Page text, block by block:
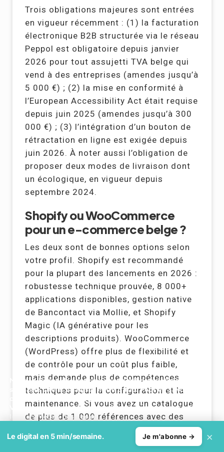
Trois obligations majeures sont entrées
en vigueur récemment : (1) la facturation
électronique B2B structurée via le réseau
Peppol est obligatoire depuis janvier
2026 pour tout assujetti TVA belge qui
vend à des entreprises (amendes jusqu’à
5 000 €) ; (2) la mise en conformité à
l’European Accessibility Act était requise
depuis juin 2025 (amendes jusqu’à 300
000 €) ; (3) l’intégration d’un bouton de
rétractation en ligne est exigée depuis
juin 2026. À noter aussi l’obligation de
proposer deux modes de livraison dont
un écologique, en vigueur depuis
septembre 2024.
Shopify ou WooCommerce
pour un e-commerce belge ?
Les deux sont de bonnes options selon
votre profil. Shopify est recommandé
pour la plupart des lancements en 2026 :
robustesse technique prouvée, 8 000+
applications disponibles, gestion native
de Bancontact via Mollie, et Shopify
Magic (IA générative pour les
descriptions produits). WooCommerce
(WordPress) offre plus de flexibilité et
de contrôle pour un coût plus faible,
mais demande plus de compétences
techniques pour la configuration et la
maintenance. Si vous avez un catalogue
de plus de 1 000 références avec des
besoins de gestion avancés, PrestaShop
mérite d’être considéré.
Le digital en 5 min/semaine. Je m'abonne → ×
Nous utilisons des cookies pour améliorer votre expérience
sur notre site et analyser notre trafic. Pour en savoir plus,
consultez notre
politique de cookies
Vous pouvez modifier vos préférences à tout moment dans
les paramètres des cookies.
Accepter Refuser